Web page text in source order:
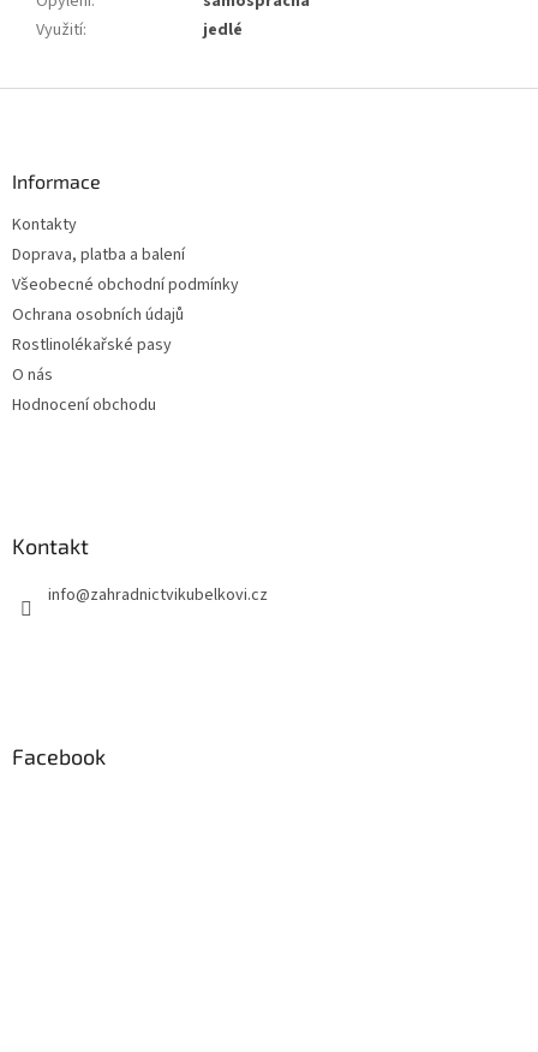
Využití: jedlé
Informace
Kontakty
Doprava, platba a balení
Všeobecné obchodní podmínky
Ochrana osobních údajů
Rostlinolékařské pasy
O nás
Hodnocení obchodu
Kontakt
info@zahradnictvikubelkovi.cz
Facebook